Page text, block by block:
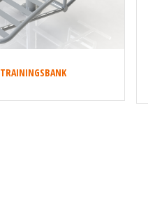
TRAININGSBANK